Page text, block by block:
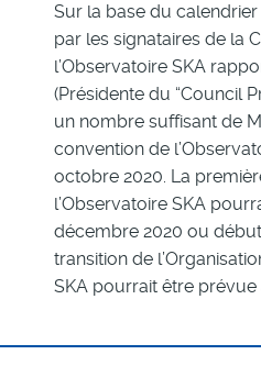
Sur la base du
par les signataires de la
l’Observatoire SKA
(Présidente du “Council
un nombre suffisant de
convention de
octobre 2020. La
l’Observatoire SKA
décembre 2020 ou
transition de
SKA pourrait être prévue